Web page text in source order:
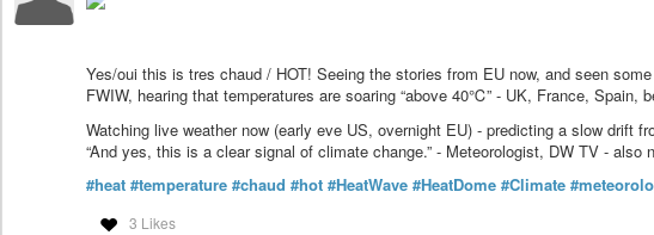
Yes/oui this is tres chaud / HOT! Seeing the stories from EU now, and seen
FWIW, hearing that temperatures are soaring “above 40℃” - UK, France,
Watching live weather now (early eve US, overnight EU) - predicting a slow drift
“And yes, this is a clear signal of climate change.” - Meteorologist, DW TV -
#heat #temperature #chaud #hot #HeatWave #HeatDome #Climate
3 Likes